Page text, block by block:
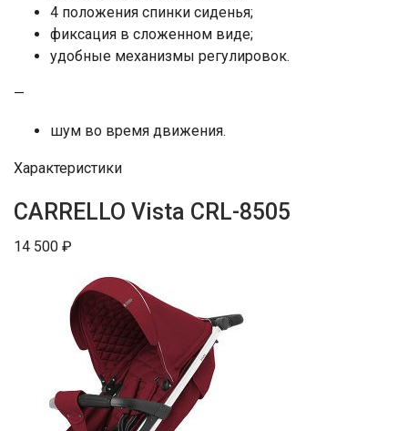
4 положения спинки сиденья;
фиксация в сложенном виде;
удобные механизмы регулировок.
—
шум во время движения.
Характеристики
CARRELLO Vista CRL-8505
14 500 ₽